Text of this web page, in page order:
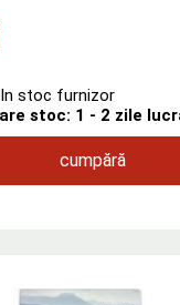
stoc furnizor
stoc: 1 - 2 zile
cumpără